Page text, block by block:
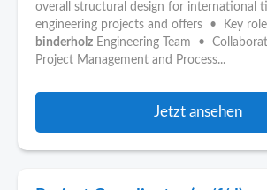
overall structural design for international
engineering projects and offers • Key
binderholz Engineering Team •
Project Management and Process...
Jetzt ansehen